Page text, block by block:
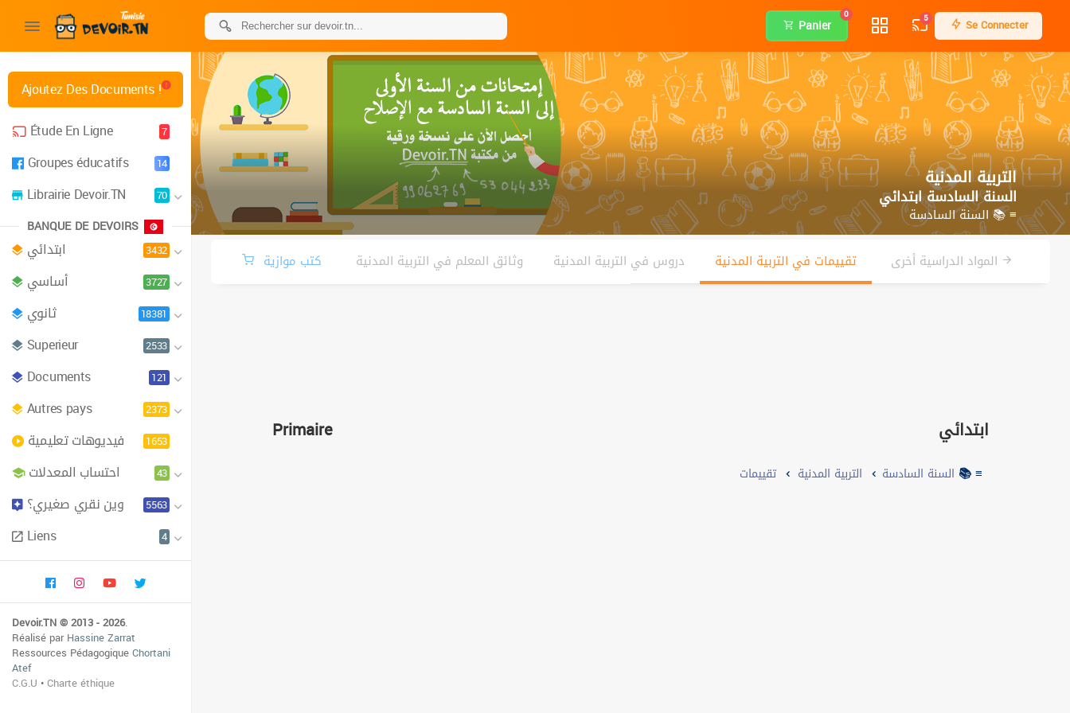
Ajoutez Des Documents !
Étude En Ligne
7
Groupes éducatifs 14
Librairie Devoir.TN 70
BANQUE DE DEVOIRS
ابتدائي 3432
أساسي 3727
ثانوي 18381
Superieur 2533
Documents 121
Autres pays 2373
فيديوهات تعليمية 1653
احتساب المعدلات 43
وين نقري صغيري؟ 5563
Liens 4
Devoir.TN © 2013 - 2026.
Réalisé parHassine Zarrat
Ressources PédagogiqueChortani
Atef
C.G.U •Charte éthique
Panier
0 5 Se Connecter
التربية المدنية
السنة السادسة ابتدائي
≡ 📚 السنة السادسة
المواد الدراسية أخرى تقييمات في التربية المدنية دروس في التربية المدنية وثائق المعلم في التربية المدنية كتب موازية
Primaire ابتدائي
≡ 📚 السنة السادسة التربية المدنية تقييمات